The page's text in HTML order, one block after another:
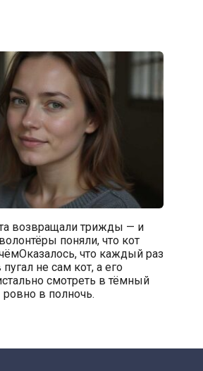
возвращали трижды — и
поняли, что кот
что каждый раз
не сам кот, а его
смотреть в тёмный
в полночь.